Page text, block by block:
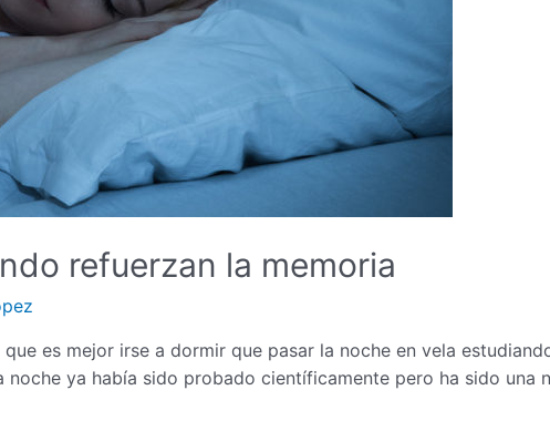
refuerzan la memoria
es mejor irse a dormir que pasar la noche en vela
ya había sido probado científicamente pero ha sido una